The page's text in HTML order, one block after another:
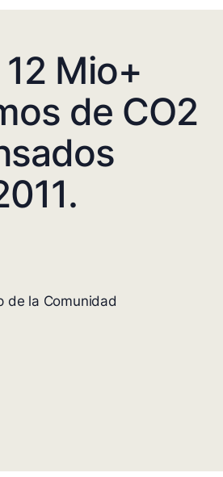
Mio+
de CO2
de la Comunidad